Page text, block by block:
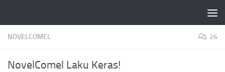
NOVELCOMEL 26
NovelComel Laku Keras!